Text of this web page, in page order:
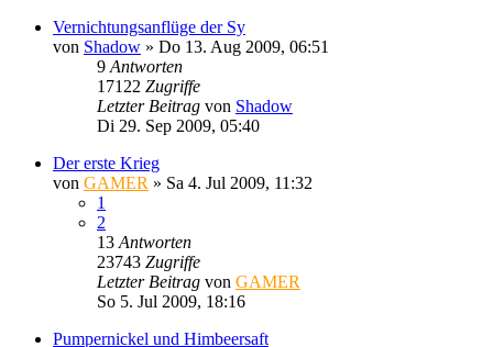
Vernichtungsanflüge der Sy
von Shadow » Do 13. Aug 2009, 06:51
9 Antworten
17122 Zugriffe
Letzter Beitrag von Shadow
Di 29. Sep 2009, 05:40
Der erste Krieg
von GAMER » Sa 4. Jul 2009, 11:32
1
2
13 Antworten
23743 Zugriffe
Letzter Beitrag von GAMER
So 5. Jul 2009, 18:16
Pumpernickel und Himbeersaft